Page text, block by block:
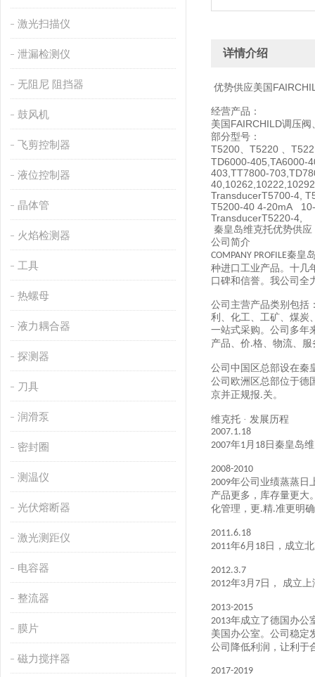
激光扫描仪
泄漏检测仪
无阻尼 阻挡器
鼓风机
飞剪控制器
液位控制器
晶体管
火焰检测器
工具
热螺母
液力耦合器
探测器
刀具
润滑泵
密封圈
测温仪
光伏熔断器
激光测距仪
电容器
整流器
膜片
磁力搅拌器
详情介绍
优势供应美国
经营产品：
美国FAIRCHILD调压
部分型号：
T5200、T5220 、
TD6000-405,TA6000-
403,TT7800-
TransducerT5700-4,
T5200-40 4-20mA
TransducerT5220-4,
秦皇岛维克托优势供应
公司简介
COMPANY PROFILE秦皇
种进口工业产品。十几
口碑和信誉。我公司全
公司主营产品类别包括
利、化工、工矿、煤炭
一站式采购。公司多年
产品、价.格、物流、服
公司中国区总部设在秦
公司欧洲区总部位于德
京并正规报.关。
维克托 · 发展历程
2007.1.18
2007年1月 18 日秦皇岛
2008-2010
2009年公司业绩蒸蒸日
产品更多，库存量更大
化管理，更.精.准更明
2011.6.18
2011年6月 18 日，成立
2012.3.7
2012年3月 7 日， 成立
2013-2015
2013年成立了德国办公
美国办公室。公司稳定
公司降低利润，让利于
2017-2019